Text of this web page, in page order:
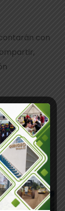
con
por el
Seguimos
dignos y un